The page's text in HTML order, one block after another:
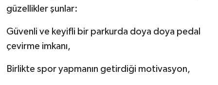
güzellikler şunlar:
Güvenli ve keyifli bir parkurda doya doya pedal
çevirme imkanı,
Birlikte spor yapmanın getirdiği motivasyon,